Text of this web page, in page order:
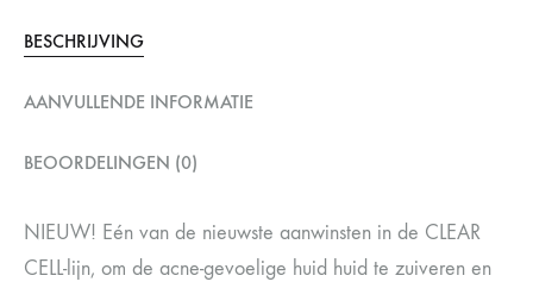
BESCHRIJVING
AANVULLENDE INFORMATIE
BEOORDELINGEN (0)
NIEUW! Eén van de nieuwste aanwinsten in de CLEAR
CELL-lijn, om de acne-gevoelige huid huid te zuiveren en